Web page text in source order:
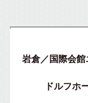
岩倉／国際会
ドルフホ